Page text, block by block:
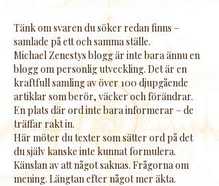
Tänk om svaren du söker redan finns –
samlade på ett och samma ställe.
Michael Zenestys blogg är inte bara ännu en
blogg om personlig utveckling. Det är en
kraftfull samling av över 100 djupgående
artiklar som berör, väcker och förändrar.
En plats där ord inte bara informerar – de
träffar rakt in.
Här möter du texter som sätter ord på det
du själv kanske inte kunnat formulera.
Känslan av att något saknas. Frågorna om
mening. Längtan efter något mer äkta.